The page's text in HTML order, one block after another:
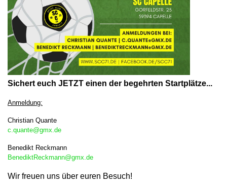
Sichert euch JETZT einen der begehrten Startplätze...
Anmeldung:
Christian Quante
c.quante@gmx.de
Benedikt Reckmann
BenediktReckmann@gmx.de
Wir freuen uns über euren Besuch!